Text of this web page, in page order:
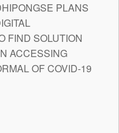
PLANS
FIND SOLUTION
ACCESSING
OF COVID-19